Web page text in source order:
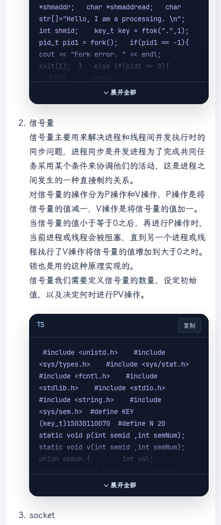
*shmaddr;   char *shmaddread;   char
str[]="Hello, I am a processing. \n";
int shmid;    key_t key = ftok(".",1);
pid_t pid1 = fork(); if(pid1 == -1){
cout << "Fork error. " << endl;
exit(1);  } else if(pid1 == 0){
//子进程      shmid =
shmget(key,1024,IPC_CREAT | 0600);
[Writer] write: " << shmaddr << endl;
shmdt(shmaddr);  } else
  {      //父进
程      pid_t pid2 = fork();
if
(pid2 == -1){        cout << "Fork
error
else
if
(pid2 == 0){        //子进程
sleep(2);        shmid =
shmget(key,1024,IPC_CREAT | 0600);
shmaddread = (char*)shmat(shmid, NULL,
0);                cout << "[Reader]
read: " << shmaddread << endl;
shmdt(shmaddread);     }  }   sleep(3);
return 0; }
展开全部
信号量
信号量主要用来解决进程和线程间并发执行时的
同步问题，进程同步是并发进程为了完成共同任
务采用某个条件来协调他们的活动，这是进程之
间发生的一种直接制约关系。
对信号量的操作分为P操作和V操作，P操作是将
信号量的值减一，V操作是将信号量的值加一。
当信号量的值小于等于0之后，再进行P操作时，
当前进程或线程会被阻塞，直到另一个进程或线
程执行了V操作将信号量的值增加到大于0之时。
锁也是用的这种原理实现的。
信号量我们需要定义信号量的数量，设定初始
值，以及决定何时进行PV操作。
TS 复制
#include <unistd.h>
<sys/types.h>
    #include
<sys/stat.h>
#include <fcntl.h>
<stdlib.h>
    #include
<stdio.h>
#include <string.h>
<sys/sem.h>
  #define KEY
(key_t)15030110070  #define N 20
static void p(int semid ,int semNum);
static void v(int semid ,int semNum);
union semun {        int val;
*array;    };     int main(int argc
,char* argv[])  {    int i;    int
semget(KEY,3,IPC_CREAT|0660);      union
展开全部
socket